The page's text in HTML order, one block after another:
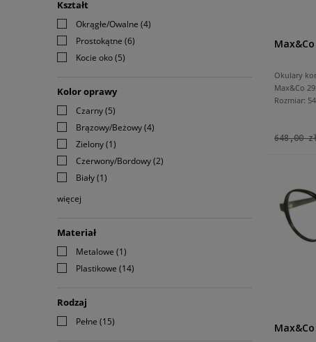
Kształt
Okrągłe/Owalne (4)
Prostokątne (6)
Kocie oko(5)
Kolor oprawy
Czarny(5)
Brązowy/Beżowy(4)
Zielony(1)
Czerwony/Bordowy(2)
Biały(1)
więcej
Materiał
Metalowe (1)
Plastikowe (14)
Rodzaj
Pełne (15)
Max&Co
Okulary
Max&Co
Rozmiar:
648,00